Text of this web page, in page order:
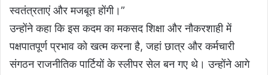
स्वतंत्रताएं और मजबूत होंगी।”
उन्होंने कहा कि इस कदम का मकसद शिक्षा और नौकरशाही में
पक्षपातपूर्ण प्रभाव को खत्म करना है, जहां छात्र और कर्मचारी
संगठन राजनीतिक पार्टियों के स्लीपर सेल बन गए थे। उन्होंने आगे